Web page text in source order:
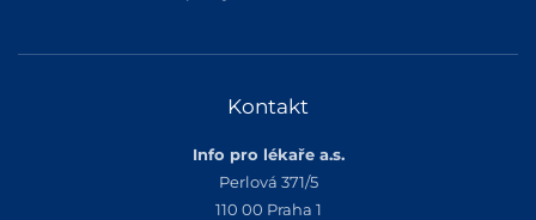
Kontakt
Info pro lékaře a.s.
Perlová 371/5
110 00 Praha 1